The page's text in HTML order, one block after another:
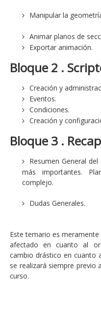
Manipular la
Animar planos de
Exportar animación.
Bloque 2 .
Creación y
Eventos.
Condiciones.
Creación y
Bloque 3 .
Resumen General
más importantes.
complejo.
Dudas Generales.
Este temario es
afectado en cuanto al
cambio drástico en cuanto
se realizará siempre previo
curso.